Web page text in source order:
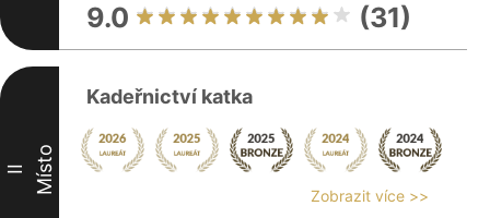
9.0 (31)
II Místo
Kadeřnictví katka
Zobrazit více >>